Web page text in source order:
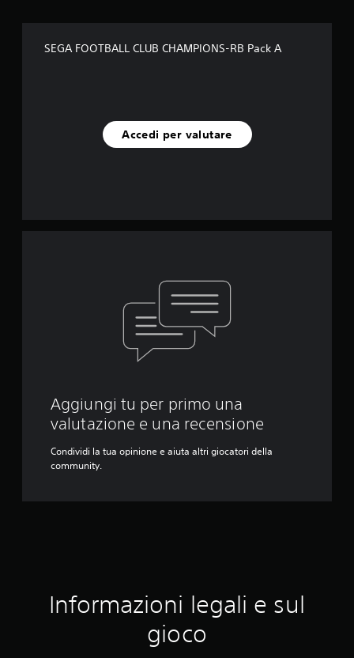
SEGA FOOTBALL CLUB CHAMPIONS-RB Pack A
Accedi per valutare
Aggiungi tu per primo una
valutazione e una recensione
Condividi la tua opinione e aiuta altri giocatori della
community.
Informazioni legali e sul
gioco